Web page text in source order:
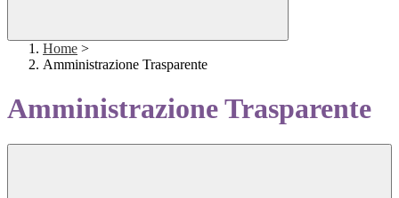
Home >
Amministrazione Trasparente
Amministrazione Trasparente